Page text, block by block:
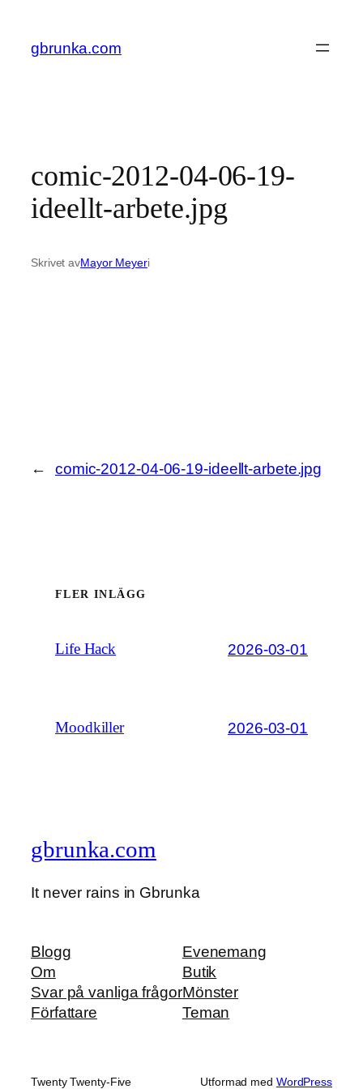
innehåll
gbrunka.com
comic-2012-04-06-19-
ideellt-arbete.jpg
Skrivet avMayor Meyeri
← comic-2012-04-06-19-ideellt-arbete.jpg
FLER INLÄGG
Life Hack 2026-03-01
Moodkiller 2026-03-01
gbrunka.com
It never rains in Gbrunka
Blogg
Om
Svar på vanliga frågor
Författare
Evenemang
Butik
Mönster
Teman
Twenty Twenty-Five Utformad med WordPress